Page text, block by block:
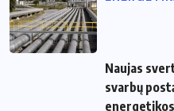
Naujas
svarbų
energetikos